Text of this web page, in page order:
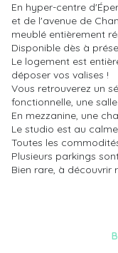
En hyper-centre
et de l'avenue de
meublé entièrement
Disponible dès à
Le logement est
déposer vos valises !
Vous retrouverez un
fonctionnelle, une
En mezzanine, une
Le studio est au
Toutes les
Plusieurs parkings
Bien rare, à découvrir